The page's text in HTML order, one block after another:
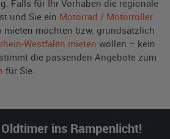
Falls für Ihr Vorhaben die regionale
und Sie ein Motorrad / Motorroller
mieten möchten bzw. grundsätzlich
Westfalen mieten wollen – kein
die passenden Angebote zum
für Sie.
ins Rampenlicht!